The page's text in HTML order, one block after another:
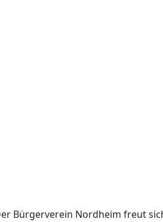
Bürgerverein Nordheim freut